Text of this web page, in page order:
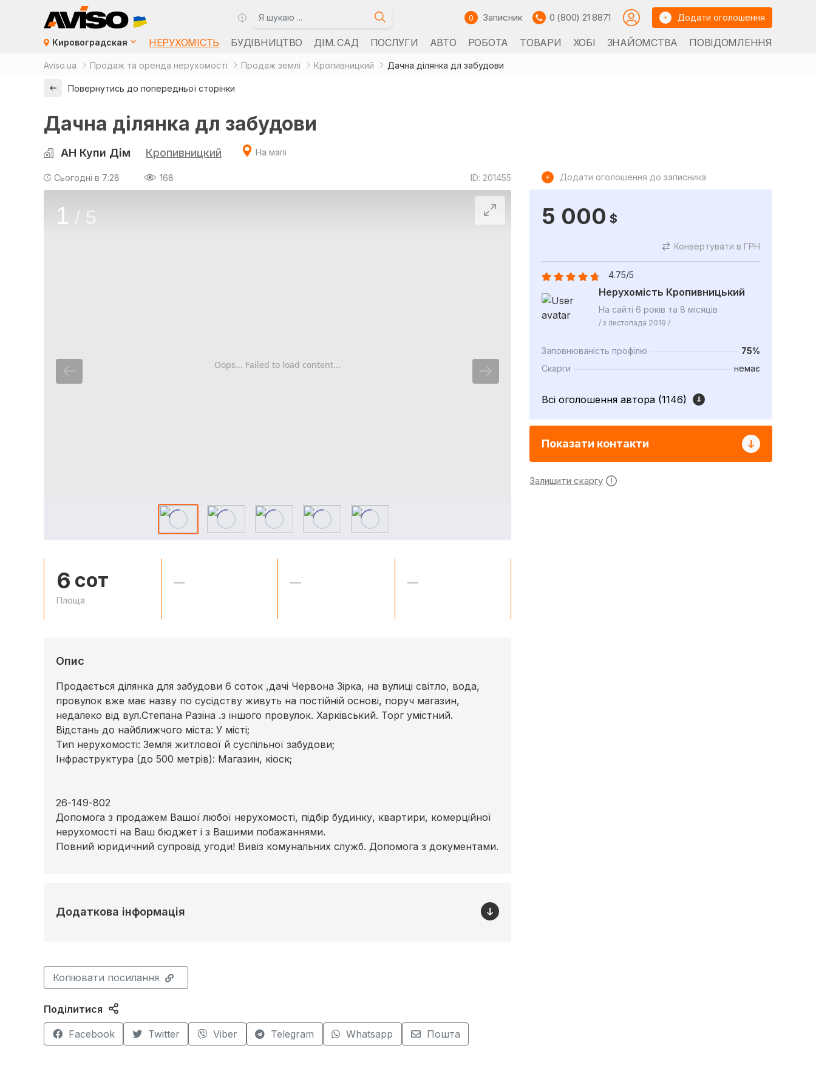
0 Записник 0 (800) 21 8871 Додати оголошення
Кировоградская НЕРУХОМІСТЬ БУДІВНИЦТВО ДІМ. САД ПОСЛУГИ АВТО РОБОТА ТОВАРИ ХОБІ ЗНАЙОМСТВА ПОВІДОМЛЕННЯ
Aviso.ua Продаж та оренда нерухомості Продаж землі Кропивницкий Дачна ділянка дл забудови
Повернутись до попередньої сторінки
Дачна ділянка дл забудови
АН Купи Дім Кропивницкий На мапі
Сьогодні в 7:28 168 ID: 201455
Oops... Failed to load content...
1 / 5
6 сот
Площа
— — —
Опис
Продається ділянка для забудови 6 соток ,дачі Червона Зірка, на вулиці світло, вода,
провулок вже має назву по сусідству живуть на постійній основі, поруч магазин,
недалеко від вул.Степана Разіна .з іншого провулок. Харківський. Торг умістний.
Відстань до найближчого міста: У місті;
Тип нерухомості: Земля житлової й суспільної забудови;
Інфраструктура (до 500 метрів): Магазин, кіоск;
26-149-802
Допомога з продажем Вашої любої нерухомості, підбір будинку, квартири, комерційної
нерухомості на Ваш бюджет і з Вашими побажаннями.
Повний юридичний супровід угоди! Вивіз комунальних служб. Допомога з документами.
Додаткова інформація
Копіювати посилання
Поділитися
Facebook Twitter Viber Telegram Whatsapp Пошта
Додати оголошення до записника
5 000 $
Конвертувати в ГРН
4.75/5
Нерухомість Кропивницький
На сайті 6 років та 8 місяців
/ з листопада 2019 /
Заповнюваність профілю
75%
Скарги
немає
Всі оголошення автора (1146)
Показати контакти
Залишити скаргу